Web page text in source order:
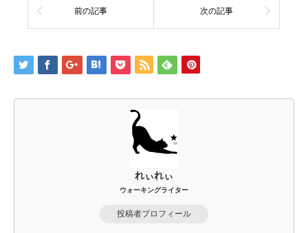
前の記事 次の記事
れぃれぃ
ウォーキングライター
投稿者プロフィール